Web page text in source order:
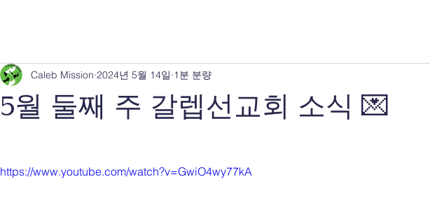
5월 둘째 주 갈렙선교회 소식 💌
Caleb Mission 2024년 5월 14일 1분 분량
https://www.youtube.com/watch?v=GwiO4wy77kA